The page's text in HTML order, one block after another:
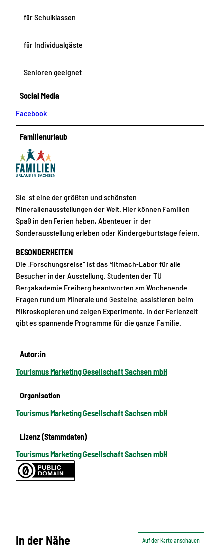
für Schulklassen
für Individualgäste
Senioren geeignet
Social Media
Facebook
Familienurlaub
Sie ist eine der größten und schönsten
Mineralienausstellungen der Welt. Hier können Familien
Spaß in den Ferien haben, Abenteuer in der
Sonderausstellung erleben oder Kindergeburtstage feiern.
BESONDERHEITEN
Die „Forschungsreise“ ist das Mitmach-Labor für alle
Besucher in der Ausstellung. Studenten der TU
Bergakademie Freiberg beantworten am Wochenende
Fragen rund um Minerale und Gesteine, assistieren beim
Mikroskopieren und zeigen Experimente. In der Ferienzeit
gibt es spannende Programme für die ganze Familie.
Autor:in
Tourismus Marketing Gesellschaft Sachsen mbH
Organisation
Tourismus Marketing Gesellschaft Sachsen mbH
Lizenz (Stammdaten)
Tourismus Marketing Gesellschaft Sachsen mbH
In der Nähe Auf der Karte anschauen